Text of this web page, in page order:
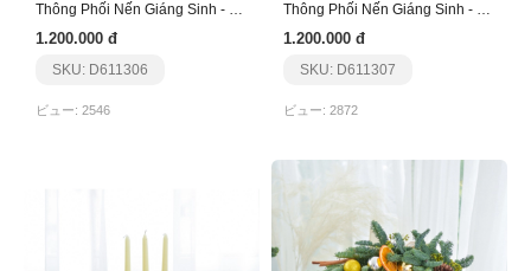
Thông Phối Nến Giáng Sinh - Nến Trắng
1.200.000 đ
SKU: D611306
ビュー: 2546
Thông Phối Nến Giáng Sinh - Nến Trắng - Xanh
1.200.000 đ
SKU: D611307
ビュー: 2872